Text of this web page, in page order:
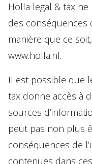
Holla legal & tax
des conséquences
manière que ce
www.holla.nl.
Il est possible que
tax donne accès à
sources
peut pas non plus
conséquences de
contenues dans